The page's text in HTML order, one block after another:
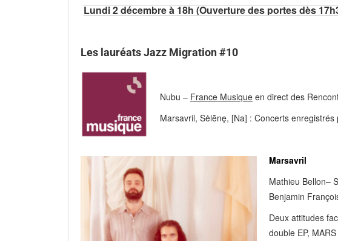
Lundi 2 décembre à 18h (Ouverture des portes dès
Les lauréats Jazz Migration #10
Nubu – France Musique en direct des
Marsavril, Sėlēnę, [Na] : Concerts enregistrés
Marsavril
Mathieu Bellon–
Benjamin
Deux attitudes
double EP,